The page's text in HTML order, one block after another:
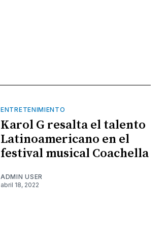
ENTRETENIMIENTO
Karol G resalta el talento
Latinoamericano en el
festival musical Coachella
ADMIN USER
abril 18, 2022